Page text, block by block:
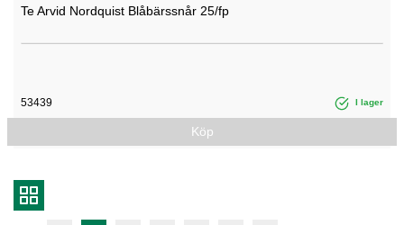
Te Arvid Nordquist Blåbärssnår 25/fp
53439 I lager
Köp